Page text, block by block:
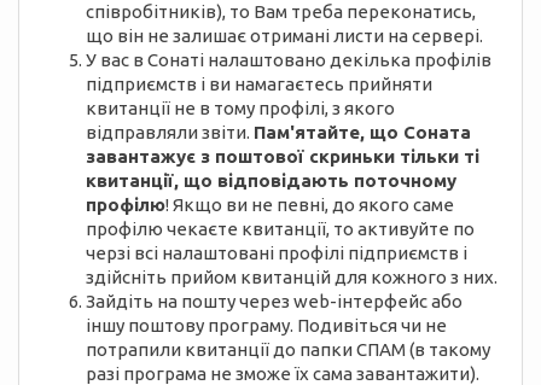
співробітників), то Вам треба переконатись,
що він не залишає отримані листи на сервері.
У вас в Сонаті налаштовано декілька профілів
підприємств і ви намагаєтесь прийняти
квитанції не в тому профілі, з якого
відправляли звіти. Пам'ятайте, що Соната
завантажує з поштової скриньки тільки ті
квитанції, що відповідають поточному
профілю! Якщо ви не певні, до якого саме
профілю чекаєте квитанції, то активуйте по
черзі всі налаштовані профілі підприємств і
здійсніть прийом квитанцій для кожного з них.
Зайдіть на пошту через web-інтерфейс або
іншу поштову програму. Подивіться чи не
потрапили квитанції до папки СПАМ (в такому
разі програма не зможе їх сама завантажити).